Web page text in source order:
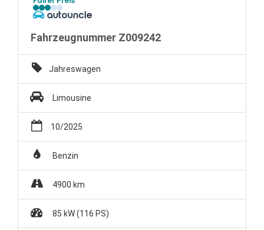
Garantieversicherung
Kaufpreisschutz
/ KFZ-
Versicherung
Fahrzeugnummer Z009242
Jahreswagen
Limousine
10/2025
Benzin
4900 km
85 kW (116 PS)